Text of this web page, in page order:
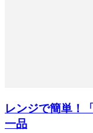
レンジで簡単！
一品